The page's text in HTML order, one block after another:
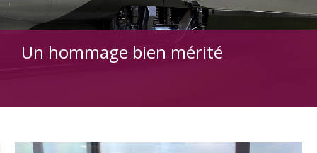
Un hommage bien mérité